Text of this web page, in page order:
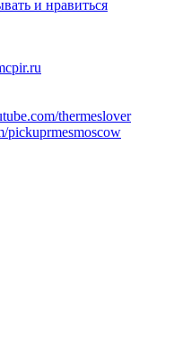
и нравиться
thermeslover
pickuprmesmoscow